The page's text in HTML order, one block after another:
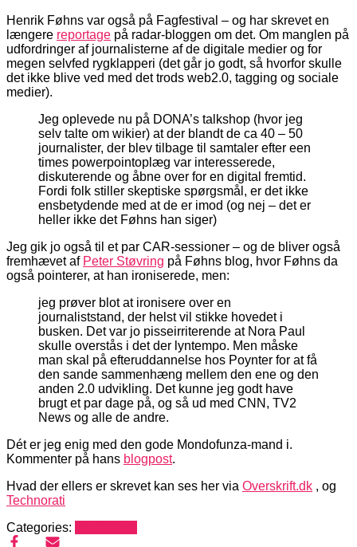
Henrik Føhns var også på Fagfestival – og har skrevet en
længere reportage på radar-bloggen om det. Om manglen på
udfordringer af journalisterne af de digitale medier og for
megen selvfed rygklapperi (det går jo godt, så hvorfor skulle
det ikke blive ved med det trods web2.0, tagging og sociale
medier).
Jeg oplevede nu på DONA’s talkshop (hvor jeg
selv talte om wikier) at der blandt de ca 40 – 50
journalister, der blev tilbage til samtaler efter een
times powerpointoplæg var interesserede,
diskuterende og åbne over for en digital fremtid.
Fordi folk stiller skeptiske spørgsmål, er det ikke
ensbetydende med at de er imod (og nej – det er
heller ikke det Føhns han siger)
Jeg gik jo også til et par CAR-sessioner – og de bliver også
fremhævet af Peter Støvring på Føhns blog, hvor Føhns da
også pointerer, at han ironiserede, men:
jeg prøver blot at ironisere over en
journaliststand, der helst vil stikke hovedet i
busken. Det var jo pisseirriterende at Nora Paul
skulle overstås i det der lyntempo. Men måske
man skal på efteruddannelse hos Poynter for at få
den sande sammenhæng mellem den ene og den
anden 2.0 udvikling. Det kunne jeg godt have
brugt et par dage på, og så ud med CNN, TV2
News og alle de andre.
Dét er jeg enig med den gode Mondofunza-mand i.
Kommenter på hans blogpost.
Hvad der ellers er skrevet kan ses her via Overskrift.dk , og
Technorati
Categories: